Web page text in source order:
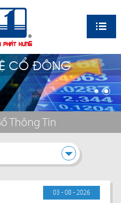
CỔ ĐÔNG
Thông Tin
03 - 08 - 2026